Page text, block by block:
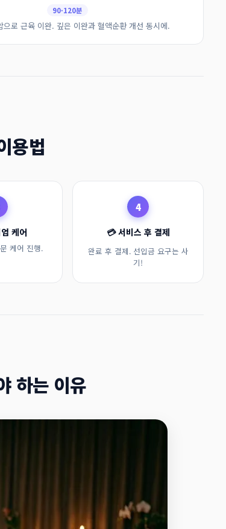
90·120분
으로 근육 이완. 깊은 이완과 혈액순환 개선 동시에.
용법
케어
케어 진행.
4
💳 서비스 후 결제
완료 후 결제. 선입금 요구는 사
기!
하는 이유